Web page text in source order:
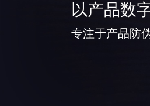
以产品数
专注于产品防